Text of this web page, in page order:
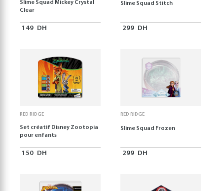
Slime Squad Mickey Crystal
Clear
149 DH
Slime Squad Stitch
299 DH
RED RIDGE
Set créatif Disney Zootopia
pour enfants
150 DH
RED RIDGE
Slime Squad Frozen
299 DH